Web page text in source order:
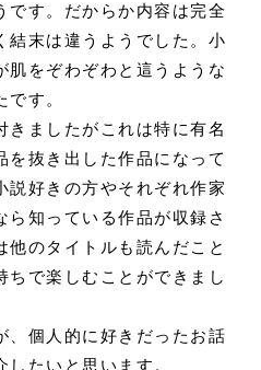
です。だからか内容は完全
結末は違うようでした。小
肌をぞわぞわと這うような
す。
きましたがこれは特に有名
を抜き出した作品になって
説好きの方やそれぞれ作家
ら知っている作品が収録さ
のタイトルも読んだこと
ちで楽しむことができまし
、個人的に好きだったお話
たいと思います。